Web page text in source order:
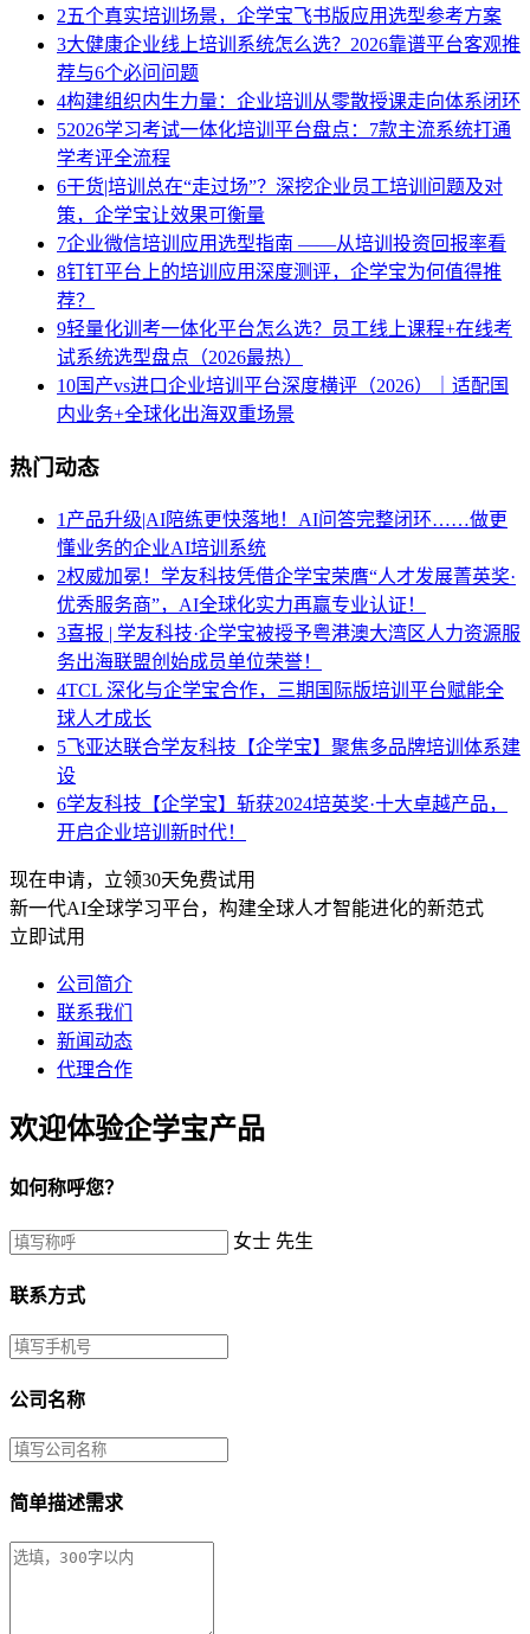
2五个真实培训场景，企学宝飞书版应用选型参考方案
3大健康企业线上培训系统怎么选？2026靠谱平台客观推
荐与6个必问问题
4构建组织内生力量：企业培训从零散授课走向体系闭环
52026学习考试一体化培训平台盘点：7款主流系统打通
学考评全流程
6干货|培训总在“走过场”？深挖企业员工培训问题及对
策，企学宝让效果可衡量
7企业微信培训应用选型指南 ——从培训投资回报率看
8钉钉平台上的培训应用深度测评，企学宝为何值得推
荐？
9轻量化训考一体化平台怎么选？员工线上课程+在线考
试系统选型盘点（2026最热）
10国产vs进口企业培训平台深度横评（2026）｜适配国
内业务+全球化出海双重场景
热门动态
1 产品升级|AI陪练更快落地！AI问答完整闭环……做更
懂业务的企业AI培训系统
2权威加冕！学友科技凭借企学宝荣膺“人才发展菁英奖·
优秀服务商”，AI全球化实力再赢专业认证！
3喜报 | 学友科技·企学宝被授予粤港澳大湾区人力资源服
务出海联盟创始成员单位荣誉！
4TCL 深化与企学宝合作，三期国际版培训平台赋能全
球人才成长
5飞亚达联合学友科技【企学宝】聚焦多品牌培训体系建
设
6学友科技【企学宝】斩获2024培英奖·十大卓越产品，
开启企业培训新时代！
现在申请，立领30天免费试用
新一代AI全球学习平台，构建全球人才智能进化的新范式
立即试用
公司简介
联系我们
新闻动态
代理合作
欢迎体验企学宝产品
如何称呼您？
女士 先生
联系方式
公司名称
简单描述需求